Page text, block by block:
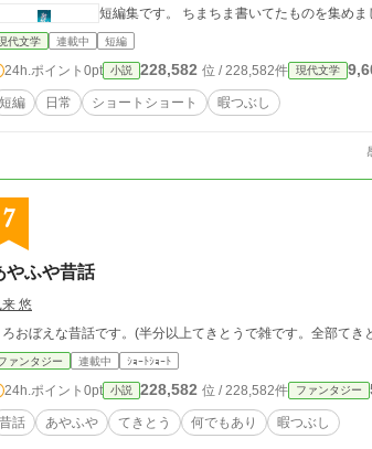
短編集です。 ちまちま書いてたものを集めま
代文学 連載中 短編
24h.ポイント 0pt 小説 228,582 位 / 228,582件 現代文学
短編 日常 ショートショート 暇つぶし
7
やふや昔話
悠
おぼえな昔話です。(半分以上てきとうで雑です。全部てき
ァンタジー 連載中 ｼｮｰﾄｼｮｰﾄ
24h.ポイント 0pt 小説 228,582 位 / 228,582件 ファンタジー
昔話 あやふや てきとう 何でもあり 暇つぶし